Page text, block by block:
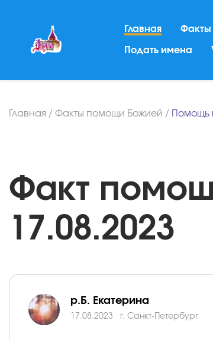
Главная
Подать имена
Главная / Факты помощи Божией / Помощь
Факт
17.08.2023
р.Б. Екатерина
17.08.2023 г. Санкт-Петербург